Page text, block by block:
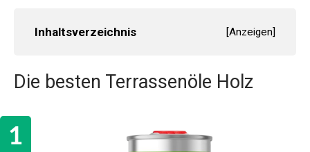
Inhaltsverzeichnis [Anzeigen]
Die besten Terrassenöle Holz